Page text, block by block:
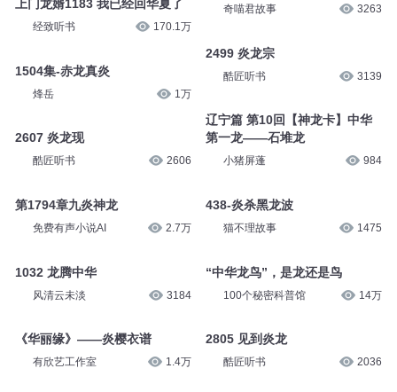
上门龙婿1183 我已经回华夏了
经致听书 170.1万
1504集-赤龙真炎
烽岳 1万
2607 炎龙现
酷匠听书 2606
第1794章九炎神龙
免费有声小说AI 2.7万
1032 龙腾中华
风清云未淡 3184
《华丽缘》——炎樱衣谱
有欣艺工作室 1.4万
奇喵君故事 3263
2499 炎龙宗
酷匠听书 3139
辽宁篇 第10回【神龙卡】中华
第一龙——石堆龙
小猪屏蓬 984
438-炎杀黑龙波
猫不理故事 1475
“中华龙鸟”，是龙还是鸟
100个秘密科普馆 14万
2805 见到炎龙
酷匠听书 2036